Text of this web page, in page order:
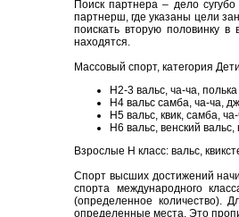
Поиск партнера – дело
партнерш, где указаны цели
поискать вторую половинку
находятся.
Массовый спорт, категория
Н2-3 вальс, ча-ча, полька
Н4 вальс самба, ча-ча,
Н5 вальс, квик, самба,
Н6 вальс, венский
Взрослые Н класс: вальс,
Спорт высших достижений
спорта международного
(определенное количество).
определенные места. Это